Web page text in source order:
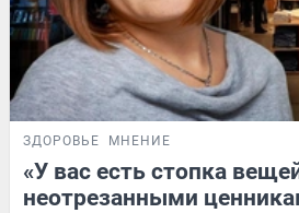
ЗДОРОВЬЕ МНЕНИЕ
«У вас есть стопка
неотрезанными